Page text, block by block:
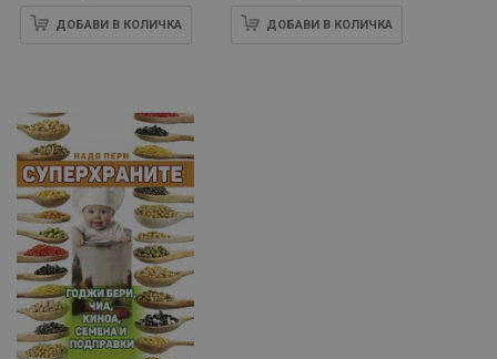
ДОБАВИ В КОЛИЧКА ДОБАВИ В КОЛИЧКА